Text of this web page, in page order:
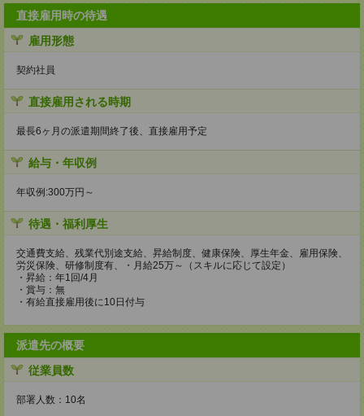
直接雇用時の待遇
雇用形態
契約社員
直接雇用される時期
最長6ヶ月の派遣期間終了後、直接雇用予定
給与・年収例
年収例:300万円～
待遇・福利厚生
交通費支給、残業代別途支給、昇給制度、健康保険、厚生年金、雇用保険、
労災保険、研修制度有、・月給25万～（スキルに応じて設定）
・昇給：年1回/4月
・賞与：無
・有給直接雇用後に10日付与
派遣先の概要
従業員数
部署人数：10名